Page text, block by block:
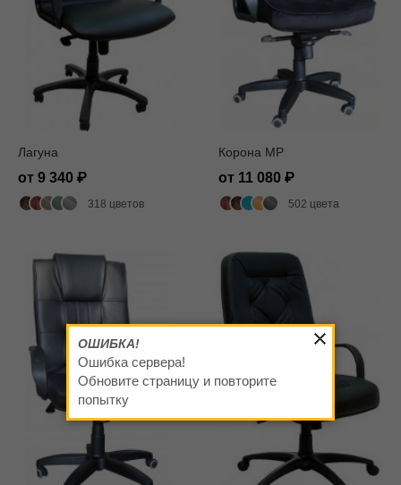
Лагуна
от 9 340
318 цветов
Корона MP
от 11 080
502 цвета
ОШИБКА!
Ошибка сервера!
Обновите страницу и повторите
попытку